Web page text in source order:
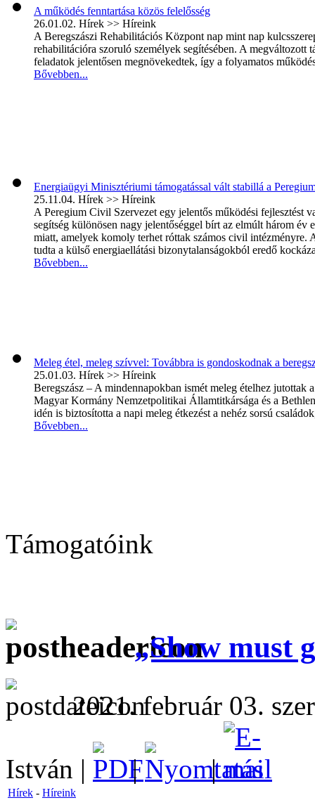
A működés fenntartása közös felelősség
26.01.02. Hírek >> Híreink
A Beregszászi Rehabilitációs Központ nap mint nap
rehabilitációra szoruló személyek segítésében. A megváltozott
feladatok jelentősen megnövekedtek, így a folyamatos
Bővebben...
Energiaügyi Minisztériumi támogatással vált stabillá a
25.11.04. Hírek >> Híreink
A Peregium Civil Szervezet egy jelentős működési fejlesztést
segítség különösen nagy jelentőséggel bírt az elmúlt három év
miatt, amelyek komoly terhet róttak számos civil intézményre.
tudta a külső energiaellátási bizonytalanságokból eredő
Bővebben...
Meleg étel, meleg szívvel: Továbbra is gondoskodnak a
25.01.03. Hírek >> Híreink
Beregszász – A mindennapokban ismét meleg ételhez jutottak
Magyar Kormány Nemzetpolitikai Államtitkársága és a
idén is biztosította a napi meleg étkezést a nehéz sorsú
Bővebben...
Támogatóink
„Show must
2021. február 03.
István | | |
Hírek - Híreink